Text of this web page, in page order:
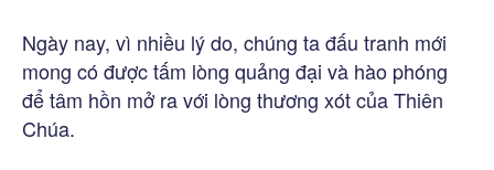
Ngày nay, vì nhiều lý do, chúng ta đấu tranh mới
mong có được tấm lòng quảng đại và hào phóng
để tâm hồn mở ra với lòng thương xót của Thiên
Chúa.